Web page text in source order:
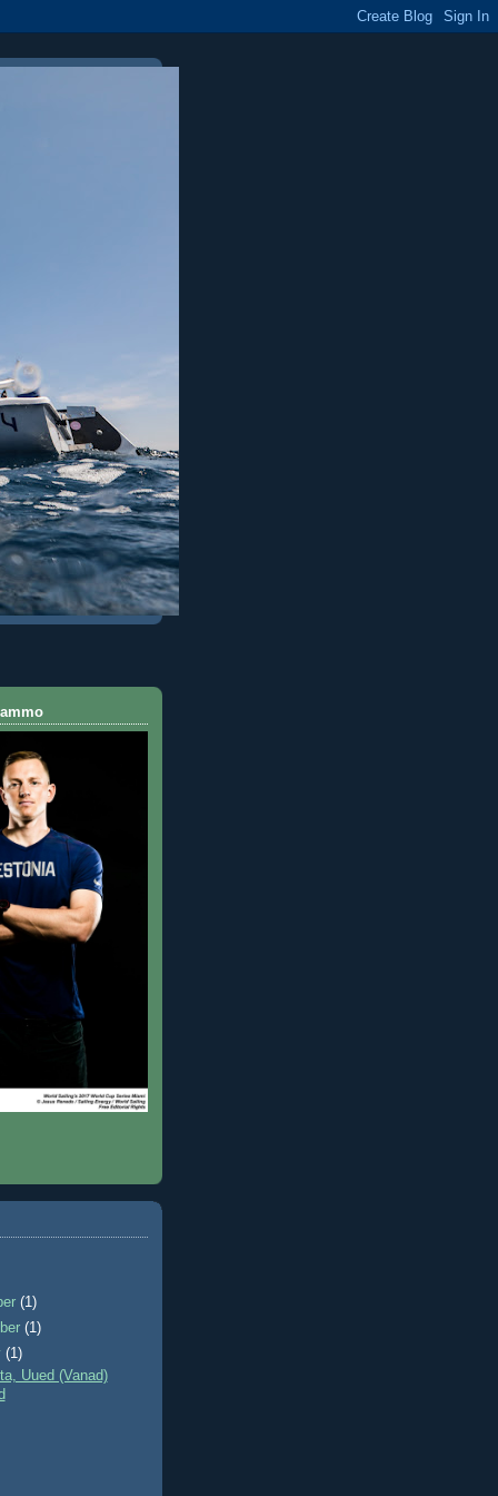
(1)
(1)
(1)
Uued (Vanad)